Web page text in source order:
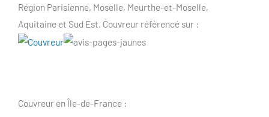
Région Parisienne, Moselle, Meurthe-et-Moselle,
Aquitaine et Sud Est. Couvreur référencé sur :
Couvreur en Île-de-France :